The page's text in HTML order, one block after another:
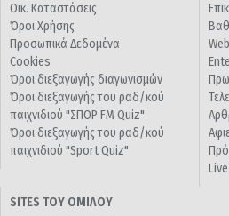
Οικ. Καταστάσεις
Όροι Χρήσης
Προσωπικά Δεδομένα
Cookies
Όροι διεξαγωγής διαγωνισμών
Όροι διεξαγωγής του ραδ/κού
παιχνιδιού "ΣΠΟΡ FM Quiz"
Όροι διεξαγωγής του ραδ/κού
παιχνιδιού "Sport Quiz"
SITES ΤΟΥ ΟΜΙΛΟΥ